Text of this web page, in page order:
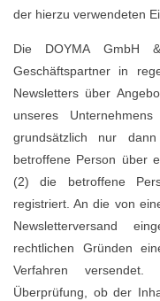
der hierzu verwendeten
Die DOYMA GmbH
Geschäftspartner in
Newsletters über
unseres
grundsätzlich nur
betroffene Person über
(2) die betroffene
registriert. An die von
Newsletterversand
rechtlichen Gründen
Verfahren
Überprüfung, ob der